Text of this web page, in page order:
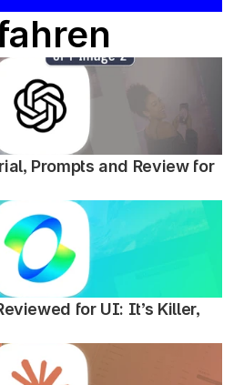
Prompts and Review for
for UI: It’s Killer,